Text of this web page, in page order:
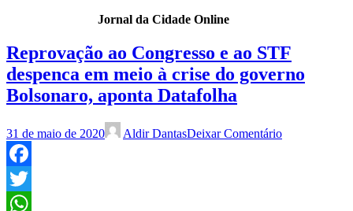
Jornal da Cidade Online
Reprovação ao Congresso e ao STF
despenca em meio à crise do governo
Bolsonaro, aponta Datafolha
31 de maio de 2020 Aldir DantasDeixar Comentário
Facebook
Twitter